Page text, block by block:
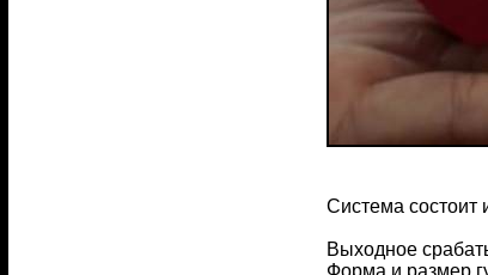
Система состоит
Выходное
Форма и размер